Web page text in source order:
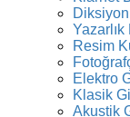
Yazarlık
Resim
Elektro
Klasik
Akustik